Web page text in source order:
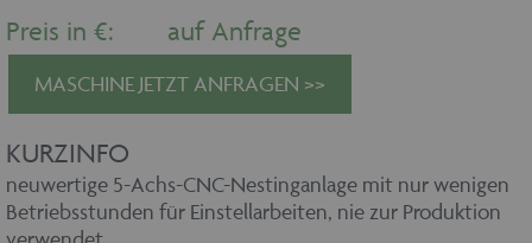
Preis in €: auf Anfrage
MASCHINE JETZT ANFRAGEN >>
KURZINFO
neuwertige 5-Achs-CNC-Nestinganlage mit nur wenigen
Betriebsstunden für Einstellarbeiten, nie zur Produktion